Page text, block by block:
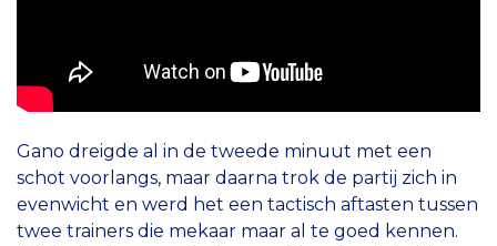
Gano dreigde al in de tweede minuut met een
schot voorlangs, maar daarna trok de partij zich in
evenwicht en werd het een tactisch aftasten tussen
twee trainers die mekaar maar al te goed kennen.